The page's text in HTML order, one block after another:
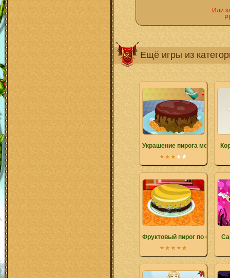
Или
Ещё игры из
Украшение пирога мечты
Фруктовый пирог по